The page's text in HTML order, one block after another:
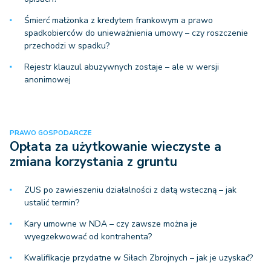
Śmierć małżonka z kredytem frankowym a prawo
spadkobierców do unieważnienia umowy – czy roszczenie
przechodzi w spadku?
Rejestr klauzul abuzywnych zostaje – ale w wersji
anonimowej
PRAWO GOSPODARCZE
Opłata za użytkowanie wieczyste a
zmiana korzystania z gruntu
ZUS po zawieszeniu działalności z datą wsteczną – jak
ustalić termin?
Kary umowne w NDA – czy zawsze można je
wyegzekwować od kontrahenta?
Kwalifikacje przydatne w Siłach Zbrojnych – jak je uzyskać?